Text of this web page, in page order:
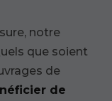
notre
que soient
de
de